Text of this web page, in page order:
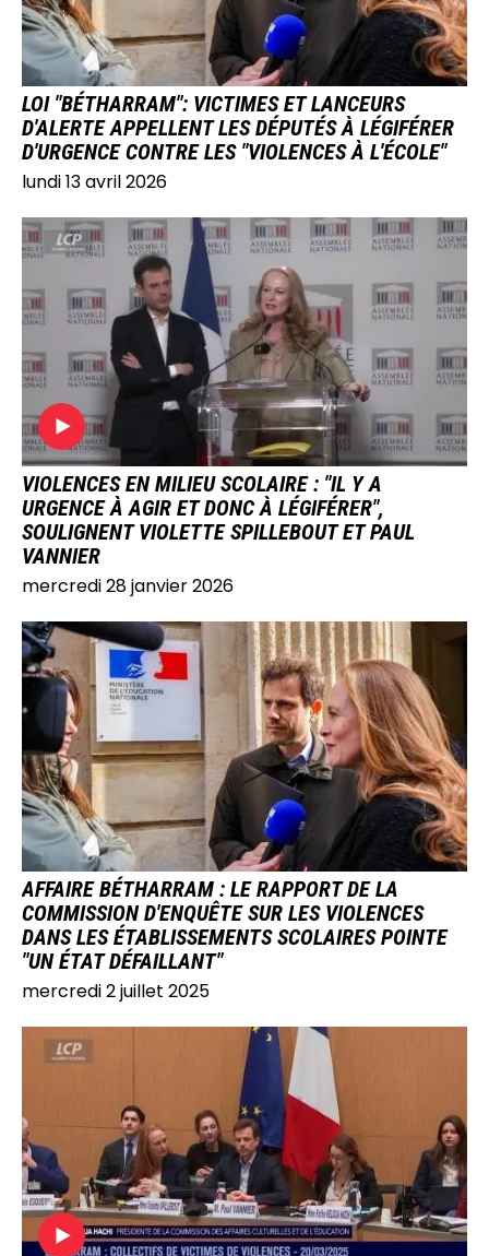
LOI "BÉTHARRAM": VICTIMES ET LANCEURS
D'ALERTE APPELLENT LES DÉPUTÉS À LÉGIFÉRER
D'URGENCE CONTRE LES "VIOLENCES À L'ÉCOLE"
lundi 13 avril 2026
IMAGE
VIOLENCES EN MILIEU SCOLAIRE : "IL Y A
URGENCE À AGIR ET DONC À LÉGIFÉRER",
SOULIGNENT VIOLETTE SPILLEBOUT ET PAUL
VANNIER
mercredi 28 janvier 2026
IMAGE
AFFAIRE BÉTHARRAM : LE RAPPORT DE LA
COMMISSION D'ENQUÊTE SUR LES VIOLENCES
DANS LES ÉTABLISSEMENTS SCOLAIRES POINTE
"UN ÉTAT DÉFAILLANT"
mercredi 2 juillet 2025
IMAGE